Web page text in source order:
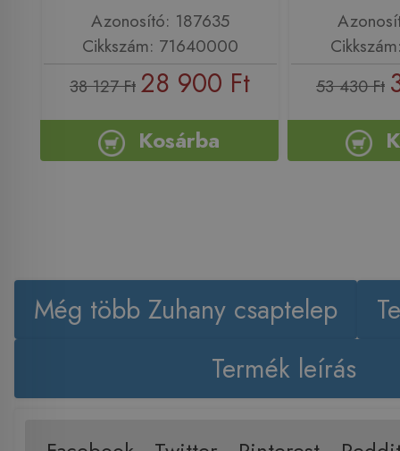
Azonosító: 187635
Cikkszám: 71640000
38 127 Ft 28 900 Ft
Kosárba
53 430 Ft
Még több Zuhany csaptelep
Termék leírás